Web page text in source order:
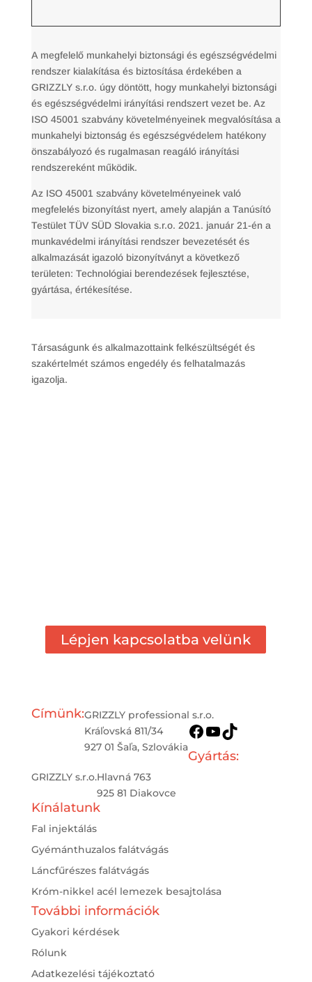
A megfelelő munkahelyi biztonsági és egészségvédelmi
rendszer kialakítása és biztosítása érdekében a
GRIZZLY s.r.o. úgy döntött, hogy munkahelyi biztonsági
és egészségvédelmi irányítási rendszert vezet be. Az
ISO 45001 szabvány követelményeinek megvalósítása a
munkahelyi biztonság és egészségvédelem hatékony
önszabályozó és rugalmasan reagáló irányítási
rendszereként működik.
Az ISO 45001 szabvány követelményeinek való
megfelelés bizonyítást nyert, amely alapján a Tanúsító
Testület TÜV SÜD Slovakia s.r.o. 2021. január 21-én a
munkavédelmi irányítási rendszer bevezetését és
alkalmazását igazoló bizonyítványt a következő
területen: Technológiai berendezések fejlesztése,
gyártása, értékesítése.
Társaságunk és alkalmazottaink felkészültségét és
szakértelmét számos engedély és felhatalmazás
igazolja.
Lépjen kapcsolatba velünk
Címünk:GRIZZLY professional s.r.o.
Kráľovská 811/34
927 01 Šaľa, Szlovákia
Facebook
YouTube
TikTok
Gyártás:
GRIZZLY s.r.o.Hlavná 763
925 81 Diakovce
Kínálatunk
Fal injektálás
Gyémánthuzalos falátvágás
Láncfűrészes falátvágás
Króm-nikkel acél lemezek besajtolása
További információk
Gyakori kérdések
Rólunk
Adatkezelési tájékoztató